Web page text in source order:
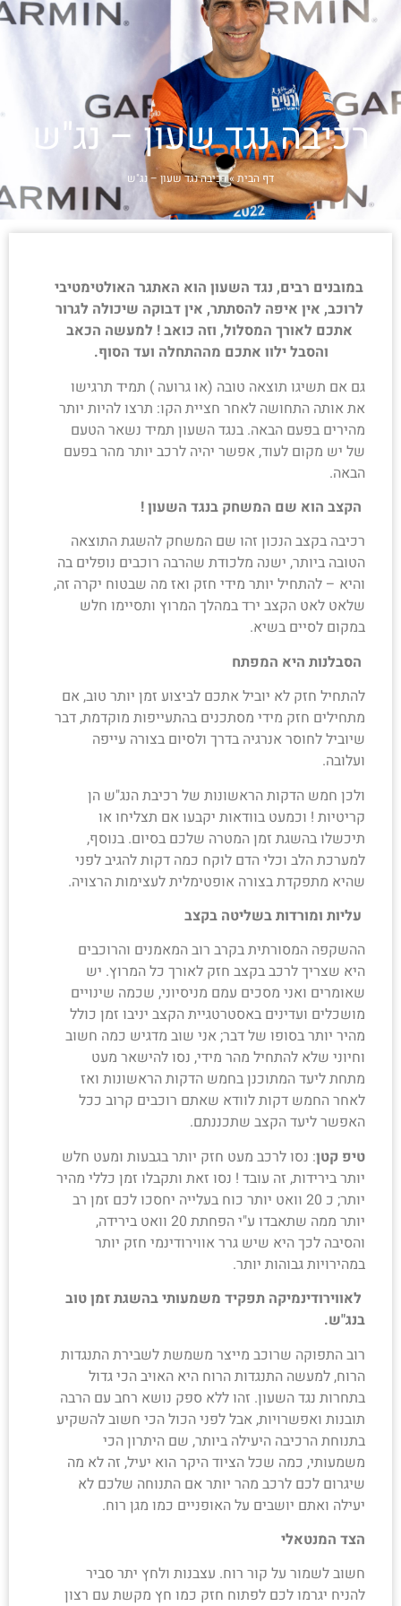
פעילויות
טבלת אימונים
מחירון
כלים למתאמן
בלוג
צור קשר
רכיבה נגד שעון – נג"ש
דף הבית»רכיבה נגד שעון – נג"ש
במובנים רבים, נגד השעון הוא האתגר האולטימטיבי
לרוכב, אין איפה להסתתר, אין דבוקה שיכולה לגרור
אתכם לאורך המסלול, וזה כואב ! למעשה הכאב
והסבל ילוו אתכם מההתחלה ועד הסוף.
גם אם תשיגו תוצאה טובה (או גרועה ) תמיד תרגישו
את אותה התחושה לאחר חציית הקו: תרצו להיות יותר
מהירים בפעם הבאה. בנגד השעון תמיד נשאר הטעם
של יש מקום לעוד, אפשר יהיה לרכב יותר מהר בפעם
הבאה.
הקצב הוא שם המשחק בנגד השעון !
רכיבה בקצב הנכון זהו שם המשחק להשגת התוצאה
הטובה ביותר, ישנה מלכודת שהרבה רוכבים נופלים בה
והיא – להתחיל יותר מידי חזק ואז מה שבטוח יקרה זה,
שלאט לאט הקצב ירד במהלך המרוץ ותסיימו חלש
במקום לסיים בשיא.
הסבלנות היא המפתח
להתחיל חזק לא יוביל אתכם לביצוע זמן יותר טוב, אם
מתחילים חזק מידי מסתכנים בהתעייפות מוקדמת, דבר
שיוביל לחוסר אנרגיה בדרך ולסיום בצורה עייפה
ועלובה.
ולכן חמש הדקות הראשונות של רכיבת הנג"ש הן
קריטיות ! וכמעט בוודאות יקבעו אם תצליחו או
תיכשלו בהשגת זמן המטרה שלכם בסיום. בנוסף,
למערכת הלב וכלי הדם לוקח כמה דקות להגיב לפני
שהיא מתפקדת בצורה אופטימלית לעצימות הרצויה.
עליות ומורדות בשליטה בקצב
ההשקפה המסורתית בקרב רוב המאמנים והרוכבים
היא שצריך לרכב בקצב חזק לאורך כל המרוץ. יש
שאומרים ואני מסכים עמם מניסיוני, שכמה שינויים
מושכלים ועדינים באסטרטגיית הקצב יניבו זמן כולל
מהיר יותר בסופו של דבר; אני שוב מדגיש כמה חשוב
וחיוני שלא להתחיל מהר מידי, נסו להישאר מעט
מתחת ליעד המתוכנן בחמש הדקות הראשונות ואז
לאחר החמש דקות לוודא שאתם רוכבים קרוב ככל
האפשר ליעד הקצב שתכננתם.
טיפ קטן: נסו לרכב מעט חזק יותר בגבעות ומעט חלש
יותר בירידות, זה עובד ! נסו זאת ותקבלו זמן כללי מהיר
יותר; כ 20 וואט יותר כוח בעלייה יחסכו לכם זמן רב
יותר ממה שתאבדו ע"י הפחתת 20 וואט בירידה,
והסיבה לכך היא שיש גרר אווירודינמי חזק יותר
במהירויות גבוהות יותר.
לאווירודינמיקה תפקיד משמעותי בהשגת זמן טוב
בנג"ש.
רוב התפוקה שרוכב מייצר משמשת לשבירת התנגדות
הרוח, למעשה התנגדות הרוח היא האויב הכי גדול
בתחרות נגד השעון. זהו ללא ספק נושא רחב עם הרבה
תובנות ואפשרויות, אבל לפני הכול הכי חשוב להשקיע
בתנוחת הרכיבה היעילה ביותר, שם היתרון הכי
משמעותי, כמה שכל הציוד היקר הוא יעיל, זה לא מה
שיגרום לכם לרכב מהר יותר אם התנוחה שלכם לא
יעילה ואתם יושבים על האופניים כמו מגן רוח.
הצד המנטאלי
חשוב לשמור על קור רוח. עצבנות ולחץ יתר סביר
להניח יגרמו לכם לפתוח חזק כמו חץ מקשת עם רצון